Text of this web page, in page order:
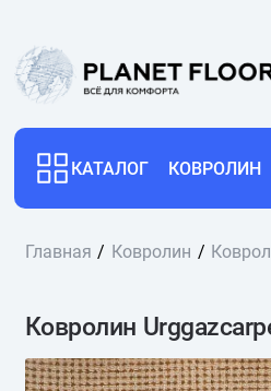
КАТАЛОГ КОВРОЛИН
Главная Ковролин
Ковролин